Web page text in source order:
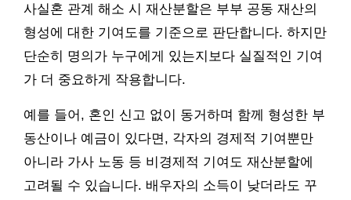
사실혼 관계 해소 시 재산분할은 부부 공동 재산의
형성에 대한 기여도를 기준으로 판단합니다. 하지만
단순히 명의가 누구에게 있는지보다 실질적인 기여
가 더 중요하게 작용합니다.
예를 들어, 혼인 신고 없이 동거하며 함께 형성한 부
동산이나 예금이 있다면, 각자의 경제적 기여뿐만
아니라 가사 노동 등 비경제적 기여도 재산분할에
고려될 수 있습니다. 배우자의 소득이 낮더라도 꾸